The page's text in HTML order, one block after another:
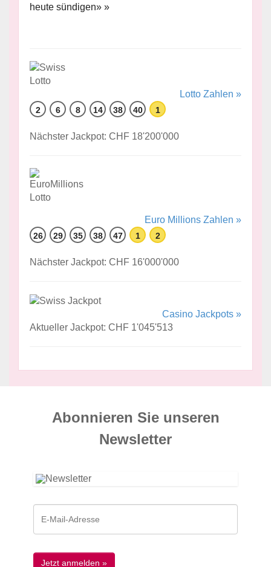
heute sündigen» »
Lotto Zahlen »
2 6 8 14 38 40 1
Nächster Jackpot: CHF 18'200'000
Euro Millions Zahlen »
26 29 35 38 47 1 2
Nächster Jackpot: CHF 16'000'000
Casino Jackpots »
Aktueller Jackpot: CHF 1'045'513
Abonnieren Sie unseren
News­letter